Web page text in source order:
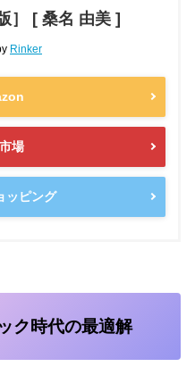
］ [ 桑名 由美 ]
Rinker
場
ッピング
ク時代の最適解